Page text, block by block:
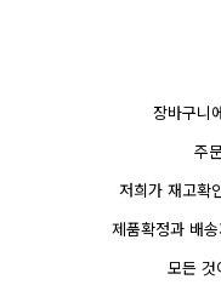
장바구니
주
저희가 재고확
제품확정과 배
모든 것